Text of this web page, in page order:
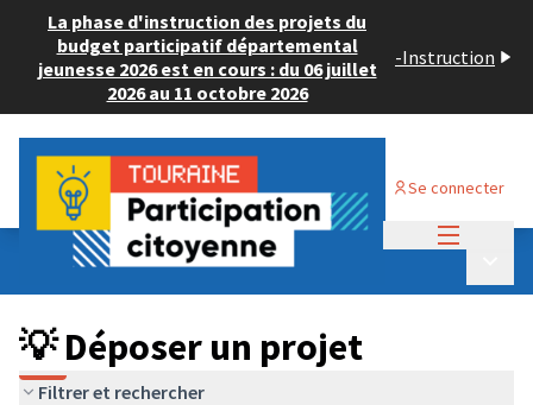
La phase d'instruction des projets du
budget participatif départemental
jeunesse 2026 est en cours : du 06 juillet
2026 au 11 octobre 2026
-Instruction
Se connecter
Budget Participatif ADULTE 2024
💡 Déposer un projet
💡 Déposer un projet
Filtrer et rechercher